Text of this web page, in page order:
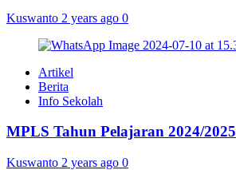
Kuswanto 2 years ago 0
Artikel
Berita
Info Sekolah
MPLS Tahun Pelajaran 2024/2025
Kuswanto 2 years ago 0